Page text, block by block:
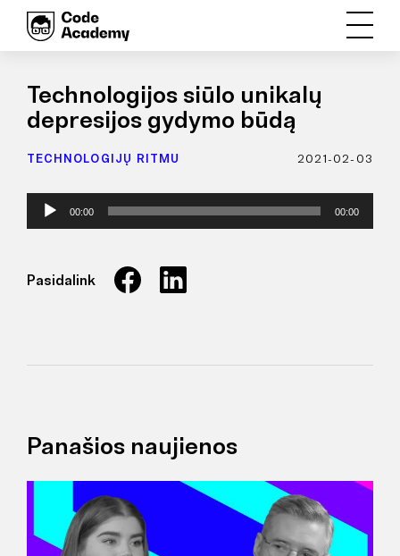
Technologijos siūlo unikalų
depresijos gydymo būdą
TECHNOLOGIJŲ RITMU 2021-02-03
Audio
00:00 00:00
Pasidalink
Panašios naujienos